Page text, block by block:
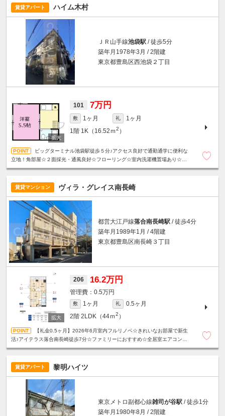
賃貸アパート ハイム木村
ＪＲ山手線池袋駅 / 徒歩5分
築年月1978年3月 / 2階建
東京都豊島区西池袋２丁目
101 7万円
敷 1ヶ月 礼
1ヶ月
1階 1K（16.52ｍ2 ）
ビッグターミナル池袋駅徒歩５分♪アクセス良好で通勤通学に便利な
立地！角部屋☆２面採光・通風良好☆フローリング☆室内洗濯機置場あり☆ユ
賃貸マンション ヴィラ・グレイス南長崎
都営大江戸線落合南長崎駅 / 徒歩4分
築年月1989年1月 / 4階建
東京都豊島区南長崎３丁目
206 16.2万円
0.5万円
敷 1ヶ月 礼
0.5ヶ月
2階 2LDK（44ｍ2 ）
【礼金0.5ヶ月】2026年6月室内フルリノベ☆きれいなお部屋で新生
活♪アイテラス落合南長崎徒歩7分☆ファミリーにおすすめ☆全居室エアコン付
賃貸アパート 黎明ハイツ
東京メトロ副都心線雑司が谷駅 / 徒歩1分
築年月1980年8月 / 2階建